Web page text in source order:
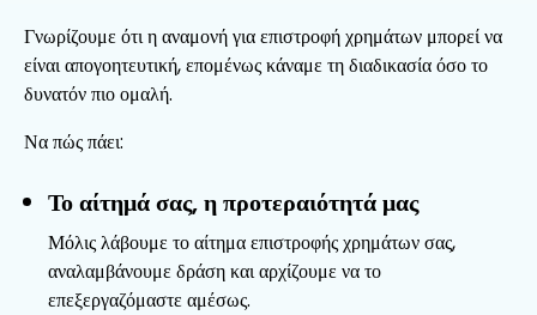
Γνωρίζουμε ότι η αναμονή για επιστροφή χρημάτων μπορεί να
είναι απογοητευτική, επομένως κάναμε τη διαδικασία όσο το
δυνατόν πιο ομαλή.
Να πώς πάει:
Το αίτημά σας, η προτεραιότητά μας
Μόλις λάβουμε το αίτημα επιστροφής χρημάτων σας,
αναλαμβάνουμε δράση και αρχίζουμε να το
επεξεργαζόμαστε αμέσως.